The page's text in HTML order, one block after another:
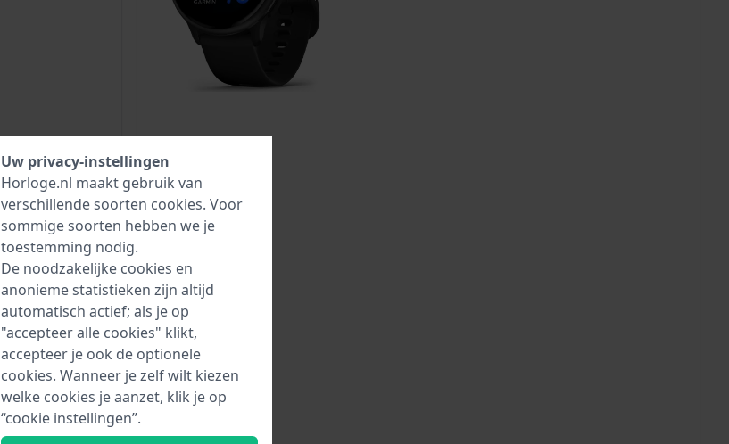
Uw privacy-instellingen
Horloge.nl maakt gebruik van
verschillende soorten cookies. Voor
sommige soorten hebben we je
toestemming nodig.
De noodzakelijke cookies en
anonieme statistieken zijn altijd
automatisch actief; als je op
"accepteer alle cookies" klikt,
accepteer je ook de optionele
cookies. Wanneer je zelf wilt kiezen
welke cookies je aanzet, klik je op
“cookie instellingen”.